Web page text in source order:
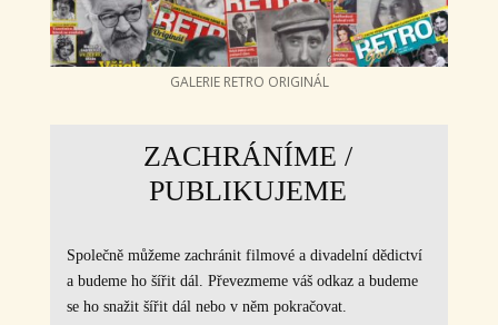
GALERIE RETRO ORIGINÁL
ZACHRÁNÍME /
PUBLIKUJEME
Společně můžeme zachránit filmové a divadelní dědictví
a budeme ho šířit dál. Převezmeme váš odkaz a budeme
se ho snažit šířit dál nebo v něm pokračovat.